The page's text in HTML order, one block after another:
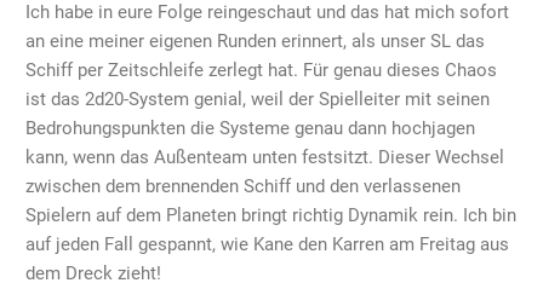
Ich habe in eure Folge reingeschaut und das hat mich sofort
an eine meiner eigenen Runden erinnert, als unser SL das
Schiff per Zeitschleife zerlegt hat. Für genau dieses Chaos
ist das 2d20-System genial, weil der Spielleiter mit seinen
Bedrohungspunkten die Systeme genau dann hochjagen
kann, wenn das Außenteam unten festsitzt. Dieser Wechsel
zwischen dem brennenden Schiff und den verlassenen
Spielern auf dem Planeten bringt richtig Dynamik rein. Ich bin
auf jeden Fall gespannt, wie Kane den Karren am Freitag aus
dem Dreck zieht!